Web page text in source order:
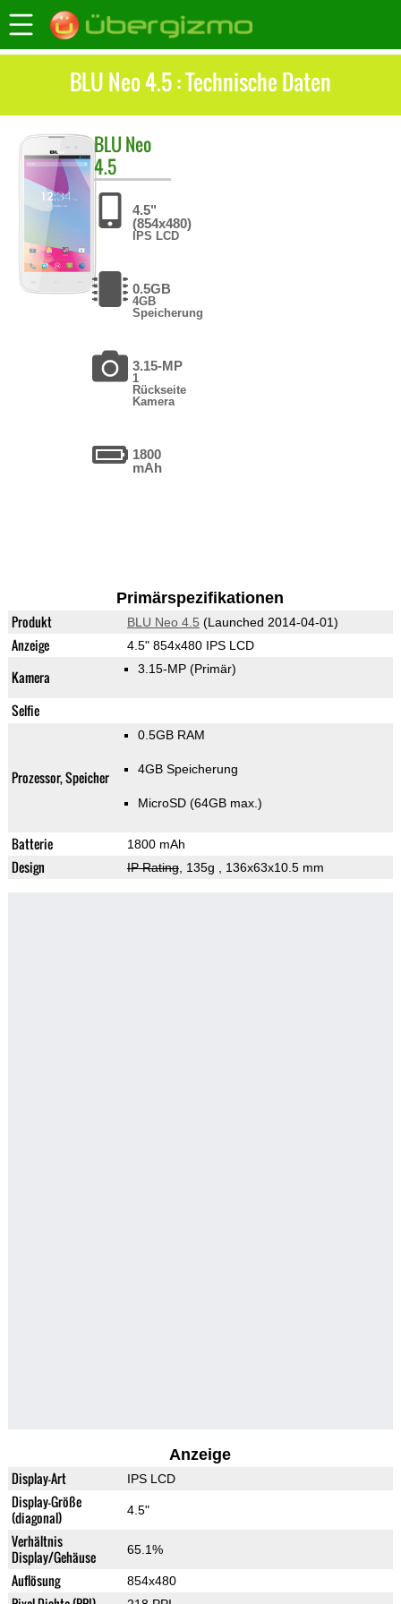
BLU Neo 4.5 : Technische Daten
BLUNeo
4.5
4.5"
(854x480)
IPS LCD
0.5GB
4GB
Speicherung
3.15-MP
1
Rückseite
Kamera
1800
mAh
Primärspezifikationen
Produkt BLU Neo 4.5 (Launched 2014-04-01)
Anzeige 4.5" 854x480 IPS LCD
Kamera 3.15-MP (Primär)
Selfie
Prozessor, Speicher
0.5GB RAM
4GB Speicherung
MicroSD (64GB max.)
Batterie 1800 mAh
Design IP Rating, 135g , 136x63x10.5 mm
Anzeige
Display-Art IPS LCD
Display-Größe
(diagonal)
4.5"
Verhältnis
Display/Gehäuse
65.1%
Auflösung 854x480